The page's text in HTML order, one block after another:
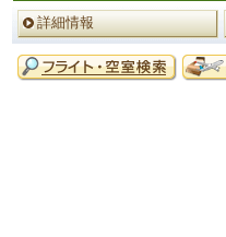
ペ
ー
ジ
メ
ニ
詳細情報
予
約